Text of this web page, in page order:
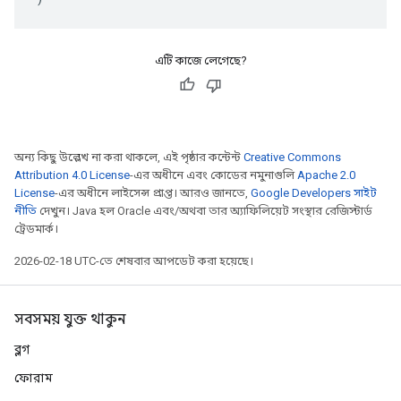
এটি কাজে লেগেছে?
অন্য কিছু উল্লেখ না করা থাকলে, এই পৃষ্ঠার কন্টেন্ট Creative Commons
Attribution 4.0 License-এর অধীনে এবং কোডের নমুনাগুলিApache 2.0
License-এর অধীনে লাইসেন্স প্রাপ্ত। আরও জানতে, Google Developers সাইট
নীতি দেখুন। Java হল Oracle এবং/অথবা তার অ্যাফিলিয়েট সংস্থার রেজিস্টার্ড
ট্রেডমার্ক।
2026-02-18 UTC-তে শেষবার আপডেট করা হয়েছে।
সবসময় যুক্ত থাকুন
ব্লগ
ফোরাম